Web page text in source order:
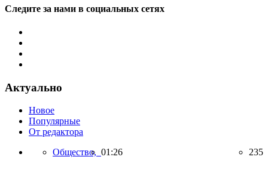
Следите за нами в социальных сетях
Актуально
Новое
Популярные
От редактора
Общество, 01:26 235